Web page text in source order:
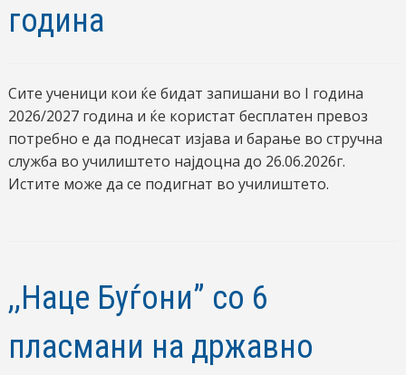
година
Сите ученици кои ќе бидат запишани во I година
2026/2027 година и ќе користат бесплатен превоз
потребно е да поднесат изјава и барање во стручна
служба во училиштето најдоцна до 26.06.2026г.
Истите може да се подигнат во училиштето.
,,Наце Буѓони” со 6
пласмани на државно